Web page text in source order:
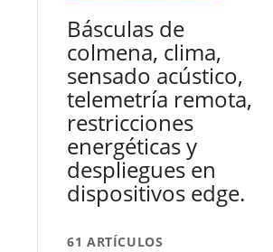
Básculas de
colmena, clima,
sensado acústico,
telemetría remota,
restricciones
energéticas y
despliegues en
dispositivos edge.
61 ARTÍCULOS